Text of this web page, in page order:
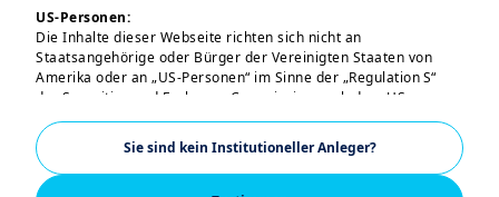
ECBthrough one of the most turbulent
periods in modern financial history, Jean-
Claude Trichet will join James Bullard for a
banks
face and thefuture
of the
international monetary order .
US-Personen:
Die Inhalte dieser Webseite richten sich nicht an
Staatsangehörige oder Bürger der Vereinigten Staaten von
Amerika oder an „US-Personen“ im Sinne der „Regulation S“
der Securities and Exchange Commission nach dem US
Securities Act von 1933. Diese Bestimmungen betreffen
insbesondere natürliche Personen, die in den Vereinigten
Staaten von Amerika ansässig sind, sowie Personen- und
Kapitalgesellschaften, die nach dem US-Recht organisiert oder
Sie sind kein Institutioneller Anleger?
Wichtige Hinweise:
sind ausschließlich für „professionelle“ Anleger im Sinne
der Richtlinie 2014/65/EU des Europäischen Parlaments
und des Rates vom 15. Mai 2014 über Märkte für
Finanzinstrumente (in der geänderten Fassung) (MIFID